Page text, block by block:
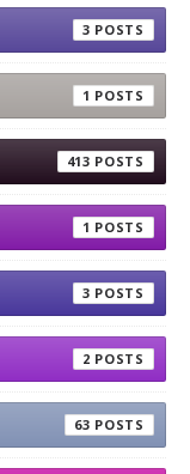
3
1
413
1
3
2
63